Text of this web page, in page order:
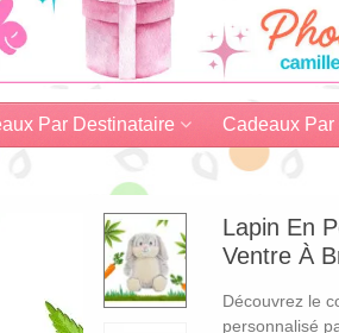
Par Destinataire Cadeaux Par
Lapin En
Ventre À
Découvrez le
personnalisé